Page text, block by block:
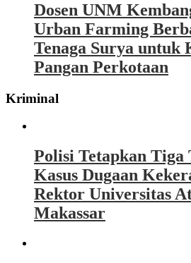
Dosen UNM
Urban Farming
Tenaga Surya untuk
Pangan Perkotaan
Kriminal
Polisi Tetapkan Tiga
Kasus Dugaan
Rektor Universitas
Makassar